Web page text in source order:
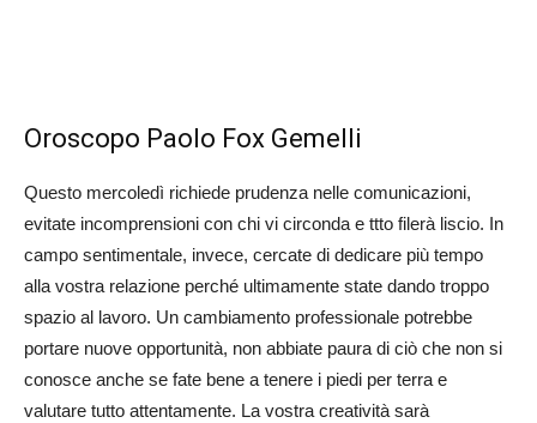
Oroscopo Paolo Fox Gemelli
Questo mercoledì richiede prudenza nelle comunicazioni,
evitate incomprensioni con chi vi circonda e ttto filerà liscio. In
campo sentimentale, invece, cercate di dedicare più tempo
alla vostra relazione perché ultimamente state dando troppo
spazio al lavoro. Un cambiamento professionale potrebbe
portare nuove opportunità, non abbiate paura di ciò che non si
conosce anche se fate bene a tenere i piedi per terra e
valutare tutto attentamente. La vostra creatività sarà